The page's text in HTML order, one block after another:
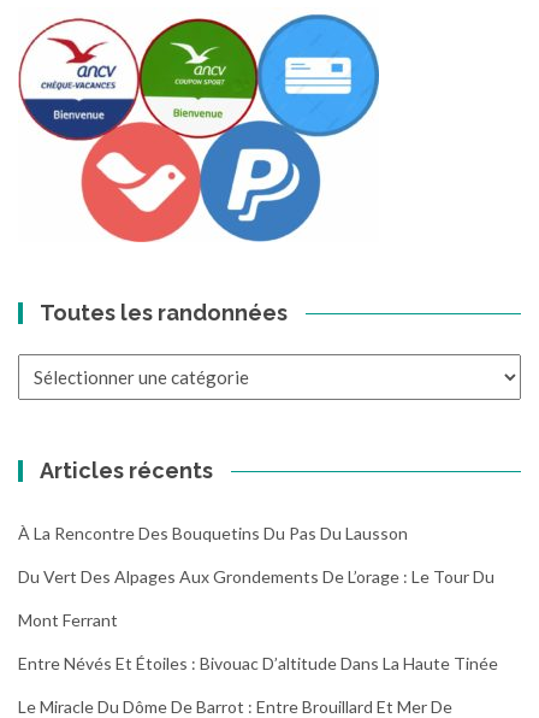
Toutes les randonnées
Articles récents
À La Rencontre Des Bouquetins Du Pas Du Lausson
Du Vert Des Alpages Aux Grondements De L’orage : Le Tour Du
Mont Ferrant
Entre Névés Et Étoiles : Bivouac D’altitude Dans La Haute Tinée
Le Miracle Du Dôme De Barrot : Entre Brouillard Et Mer De